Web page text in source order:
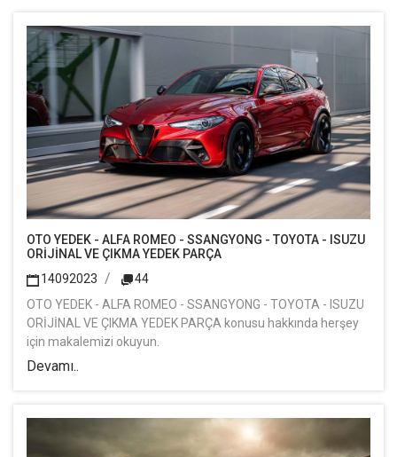
OTO YEDEK - ALFA ROMEO - SSANGYONG - TOYOTA - ISUZU
ORİJİNAL VE ÇIKMA YEDEK PARÇA
14092023
44
OTO YEDEK - ALFA ROMEO - SSANGYONG - TOYOTA - ISUZU
ORİJİNAL VE ÇIKMA YEDEK PARÇA konusu hakkında herşey
için makalemizi okuyun.
Devamı..